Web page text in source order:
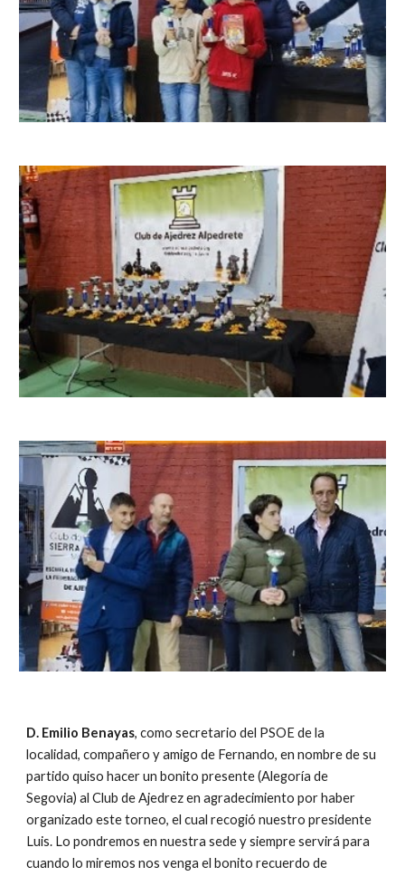
D. Emilio Benayas, como secretario del PSOE de la
localidad, compañero y amigo de Fernando, en nombre de su
partido quiso hacer un bonito presente (Alegoría de
Segovia) al Club de Ajedrez en agradecimiento por haber
organizado este torneo, el cual recogió nuestro presidente
Luis. Lo pondremos en nuestra sede y siempre servirá para
cuando lo miremos nos venga el bonito recuerdo de